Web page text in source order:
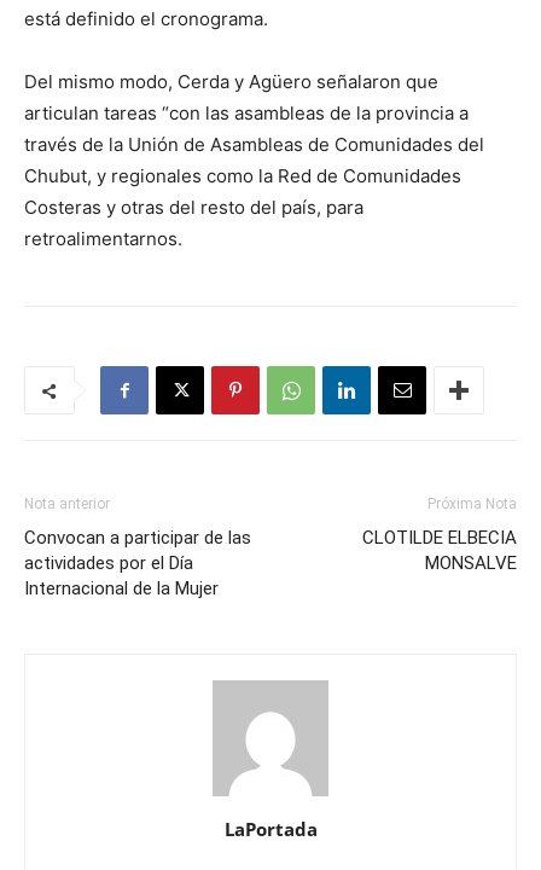
está definido el cronograma.
Del mismo modo, Cerda y Agüero señalaron que
articulan tareas “con las asambleas de la provincia a
través de la Unión de Asambleas de Comunidades del
Chubut, y regionales como la Red de Comunidades
Costeras y otras del resto del país, para
retroalimentarnos.
Nota anterior
Convocan a participar de las
actividades por el Día
Internacional de la Mujer
Próxima Nota
CLOTILDE ELBECIA
MONSALVE
LaPortada